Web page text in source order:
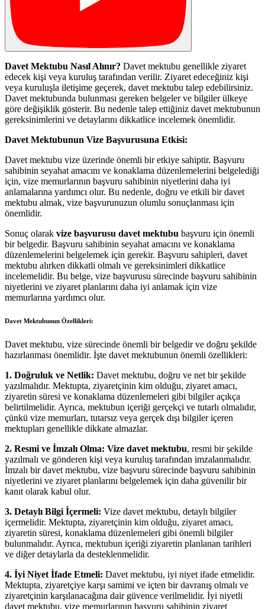
Davet Mektubu Nasıl Alınır? Davet mektubu genellikle ziyaret
edecek kişi veya kuruluş tarafından verilir. Ziyaret edeceğiniz kişi
veya kuruluşla iletişime geçerek, davet mektubu talep edebilirsiniz.
Davet mektubunda bulunması gereken belgeler ve bilgiler ülkeye
göre değişiklik gösterir. Bu nedenle talep ettiğiniz davet mektubunun
gereksinimlerini ve detaylarını dikkatlice incelemek önemlidir.
Davet Mektubunun Vize Başvurusuna Etkisi:
Davet mektubu vize üzerinde önemli bir etkiye sahiptir. Başvuru
sahibinin seyahat amacını ve konaklama düzenlemelerini belgelediği
için, vize memurlarının başvuru sahibinin niyetlerini daha iyi
anlamalarına yardımcı olur. Bu nedenle, doğru ve etkili bir davet
mektubu almak, vize başvurunuzun olumlu sonuçlanması için
önemlidir.
Sonuç olarak vize başvurusu davet mektubu başvuru için önemli
bir belgedir. Başvuru sahibinin seyahat amacını ve konaklama
düzenlemelerini belgelemek için gerekir. Başvuru sahipleri, davet
mektubu alırken dikkatli olmalı ve gereksinimleri dikkatlice
incelemelidir. Bu belge, vize başvurusu sürecinde başvuru sahibinin
niyetlerini ve ziyaret planlarını daha iyi anlamak için vize
memurlarına yardımcı olur.
Davet Mektubunun Özellikleri:
Davet mektubu, vize sürecinde önemli bir belgedir ve doğru şekilde
hazırlanması önemlidir. İşte davet mektubunun önemli özellikleri:
1. Doğruluk ve Netlik: Davet mektubu, doğru ve net bir şekilde
yazılmalıdır. Mektupta, ziyaretçinin kim olduğu, ziyaret amacı,
ziyaretin süresi ve konaklama düzenlemeleri gibi bilgiler açıkça
belirtilmelidir. Ayrıca, mektubun içeriği gerçekçi ve tutarlı olmalıdır,
çünkü vize memurları, tutarsız veya gerçek dışı bilgiler içeren
mektupları genellikle dikkate almazlar.
2. Resmi ve İmzalı Olma: Vize davet mektubu, resmi bir şekilde
yazılmalı ve gönderen kişi veya kuruluş tarafından imzalanmalıdır.
İmzalı bir davet mektubu, vize başvuru sürecinde başvuru sahibinin
niyetlerini ve ziyaret planlarını belgelemek için daha güvenilir bir
kanıt olarak kabul olur.
3. Detaylı Bilgi İçermeli: Vize davet mektubu, detaylı bilgiler
içermelidir. Mektupta, ziyaretçinin kim olduğu, ziyaret amacı,
ziyaretin süresi, konaklama düzenlemeleri gibi önemli bilgiler
bulunmalıdır. Ayrıca, mektubun içeriği ziyaretin planlanan tarihleri
ve diğer detaylarla da desteklenmelidir.
4. İyi Niyet İfade Etmeli: Davet mektubu, iyi niyet ifade etmelidir.
Mektupta, ziyaretçiye karşı samimi ve içten bir davranış olmalı ve
ziyaretçinin karşılanacağına dair güvence verilmelidir. İyi niyetli
davet mektubu, vize memurlarının başvuru sahibinin ziyaret